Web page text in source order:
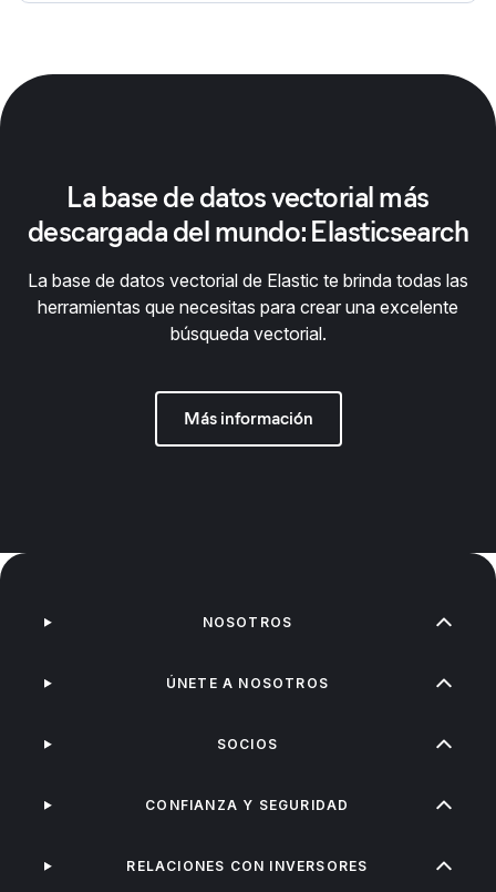
La base de datos vectorial más
descargada del mundo: Elasticsearch
La base de datos vectorial de Elastic te brinda todas las
herramientas que necesitas para crear una excelente
búsqueda vectorial.
Más información
NOSOTROS
ÚNETE A NOSOTROS
SOCIOS
CONFIANZA Y SEGURIDAD
RELACIONES CON INVERSORES